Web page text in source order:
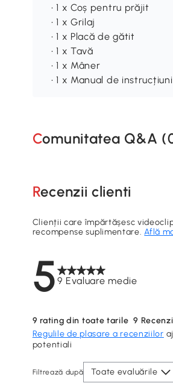
• 1 x Coș pentru prăjit
• 1 x Grilaj
• 1 x Placă de gătit
• 1 x Tavă
• 1 x Mâner
• 1 x Manual de instrucțiuni
Comunitatea Q&A (
Recenzii clienti
59 Evaluare medie
Clienții care împărtășesc
recompense suplimentare.Află
9 rating din toate tarile 9
Regulile de plasare a recenziilor
potentiali
Filtrează după Toate evaluările